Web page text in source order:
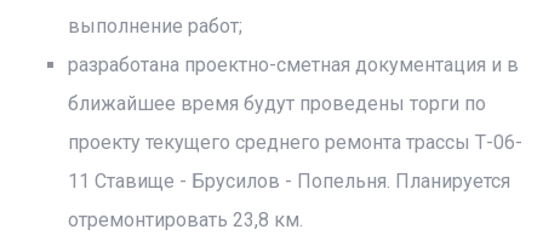
выполнение работ;
разработана проектно-сметная документация и в
ближайшее время будут проведены торги по
проекту текущего среднего ремонта трассы Т-06-
11 Ставище - Брусилов - Попельня. Планируется
отремонтировать 23,8 км.